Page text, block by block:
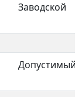
Заводской
Допустимый